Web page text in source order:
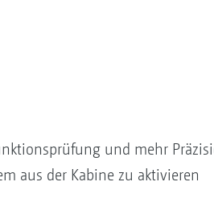
und mehr
aus der Kabine zu aktivieren